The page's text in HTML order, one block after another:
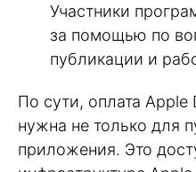
Участники
за помощью по
публикации и
По сути, оплата Apple
нужна не только для
приложения. Это